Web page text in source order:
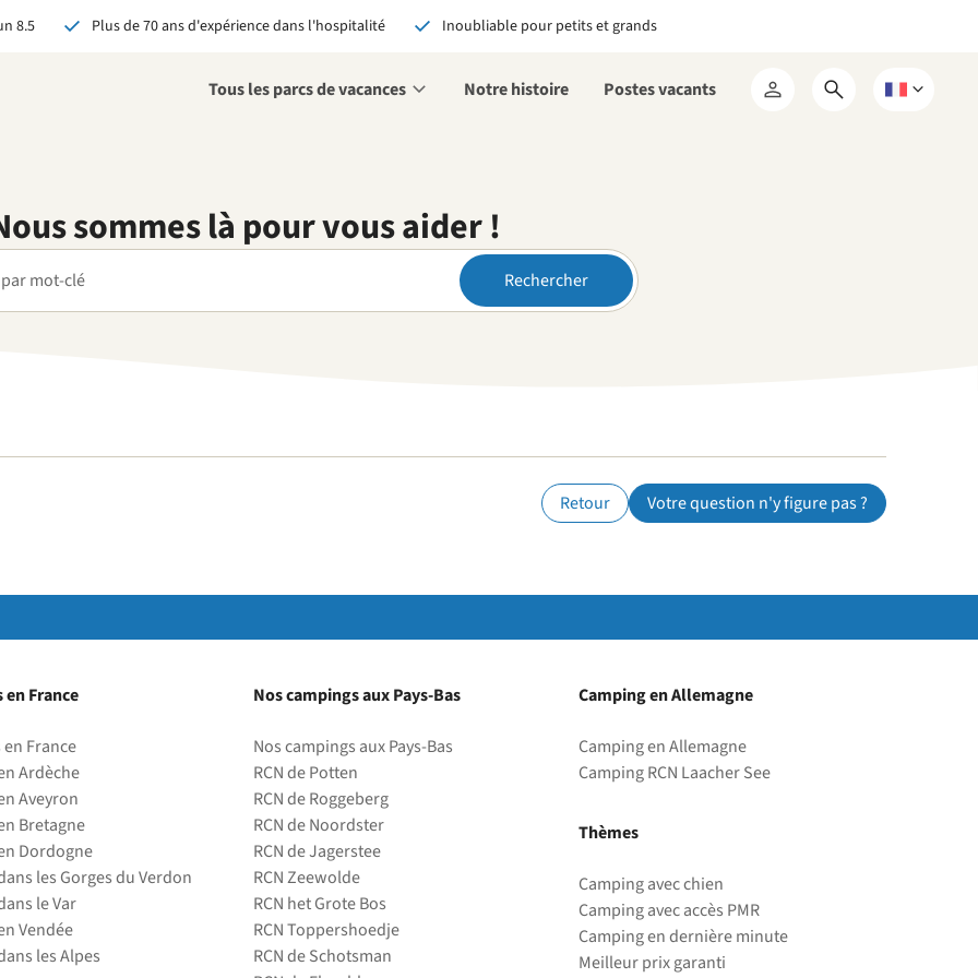
8.5 Plus de 70 ans d'expérience dans l'hospitalité Inoubliable pour petits et grands
Tous les parcs de vacances Notre histoire Postes vacants
Mon
Ouvrir
Choisissez
sommes là pour vous aider !
Rechercher
Retour Votre question n'y figure pas ?
France
France
Ardèche
Aveyron
Bretagne
Dordogne
les Gorges du Verdon
le Var
Vendée
les Alpes
Nos campings aux Pays-Bas
Nos campings aux Pays-Bas
RCN de Potten
RCN de Roggeberg
RCN de Noordster
RCN de Jagerstee
RCN Zeewolde
RCN het Grote Bos
RCN Toppershoedje
RCN de Schotsman
Camping en Allemagne
Camping en Allemagne
Camping RCN Laacher See
Thèmes
Camping avec chien
Camping avec accès PMR
Camping en dernière minute
Meilleur prix garanti